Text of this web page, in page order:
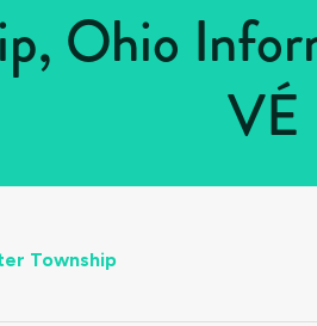
Ohio
VÉ
Township